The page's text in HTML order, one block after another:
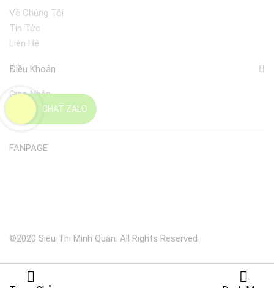
CHAT ZALO
Về Chúng Tôi
Tin Tức
Liên Hệ
Điều Khoản
Giao Nhận
Đổi Trả
FANPAGE
©2020 Siêu Thị Minh Quân. All Rights Reserved